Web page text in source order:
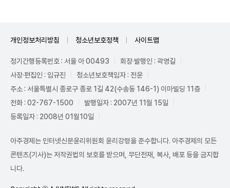
개인정보처리방침 청소년보호정책 사이트맵
정기간행등록번호 : 서울 아 00493
회장·발행인 : 곽영길
사장·편집인 : 임규진
청소년보호책임자 : 전운
주소 : 서울특별시 종로구 종로 1길 42(수송동 146-1) 이마빌딩 11층
전화 : 02-767-1500
발행일자 : 2007년 11월 15일
등록일자 : 2008년 01월10일
아주경제는 인터넷신문윤리위원회 윤리강령을 준수합니다. 아주경제의 모든
콘텐츠(기사)는 저작권법의 보호를 받으며, 무단전재, 복사, 배포 등을 금지합
니다.